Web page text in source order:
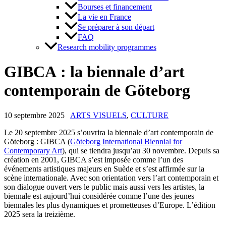
Bourses et financement
La vie en France
Se préparer à son départ
FAQ
Research mobility programmes
GIBCA : la biennale d’art
contemporain de Göteborg
10 septembre 2025 ARTS VISUELS, CULTURE
Le 20 septembre 2025 s’ouvrira la biennale d’art contemporain de
Göteborg : GIBCA (Göteborg International Biennial for
Contemporary Art), qui se tiendra jusqu’au 30 novembre. Depuis sa
création en 2001, GIBCA s’est imposée comme l’un des
événements artistiques majeurs en Suède et s’est affirmée sur la
scène internationale. Avec son orientation vers l’art contemporain et
son dialogue ouvert vers le public mais aussi vers les artistes, la
biennale est aujourd’hui considérée comme l’une des jeunes
biennales les plus dynamiques et prometteuses d’Europe. L’édition
2025 sera la treizième.